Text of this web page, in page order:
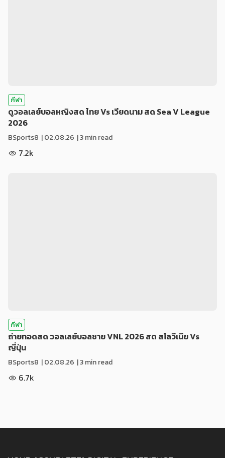
กีฬา
ดูวอลเลย์บอลหญิงสด ไทย Vs เวียดนาม สด Sea V League
2026
BSports8 |02.08.26 | 3 min read
7.2k
กีฬา
ถ่ายทอดสด วอลเลย์บอลชาย VNL 2026 สด สโลวีเนีย Vs
ญี่ปุ่น
BSports8 |02.08.26 | 3 min read
6.7k